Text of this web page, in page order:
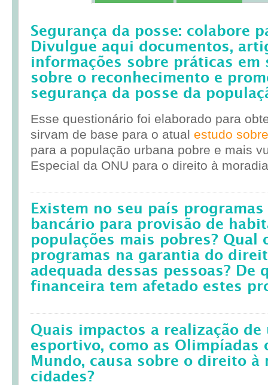
Segurança da posse: colabore
Divulgue aqui documentos,
informações sobre práticas em
sobre o reconhecimento e
segurança da posse da
Esse questionário foi elaborado para
sirvam de base para o atual estudo
para a população urbana pobre e mais
Especial da ONU para o direito à
Existem no seu país
bancário para provisão de
populações mais pobres? Qual
programas na garantia do
adequada dessas pessoas? De
financeira tem afetado estes
Quais impactos a realização de
esportivo, como as Olimpíadas
Mundo, causa sobre o direito à
cidades?